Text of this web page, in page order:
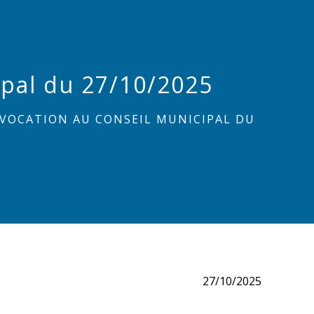
du 27/10/2025
AU CONSEIL MUNICIPAL DU
27/10/2025